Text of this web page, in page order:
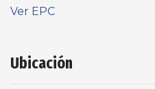
Ver EPC
Ubicación